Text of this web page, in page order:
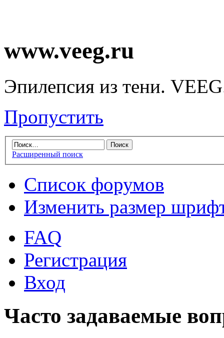
www.veeg.ru
Эпилепсия из тени.
Пропустить
Расширенный поиск
Список форумов
Изменить размер
FAQ
Регистрация
Вход
Часто задаваемые